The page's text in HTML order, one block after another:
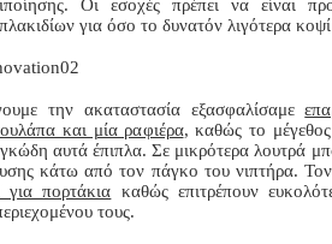
Οι εσοχές πρέπει να είναι
για όσο το δυνατόν λιγότερα
την ακαταστασία εξασφαλίσαμε
και μία ραφιέρα, καθώς το
αυτά έπιπλα. Σε μικρότερα λουτρά
κάτω από τον πάγκο του νιπτήρα.
για πορτάκια καθώς επιτρέπουν
τους.